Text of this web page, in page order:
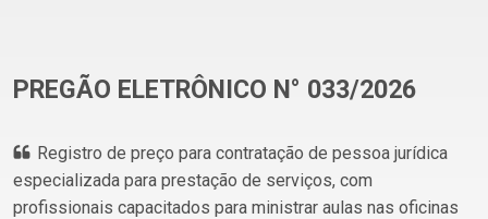
PREGÃO ELETRÔNICO N° 033/2026
Registro de preço para contratação de pessoa jurídica
especializada para prestação de serviços, com
profissionais capacitados para ministrar aulas nas oficinas